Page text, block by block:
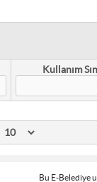
Kullanım
Bu E-Belediye